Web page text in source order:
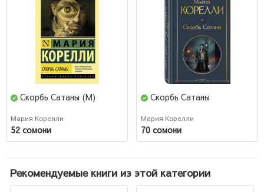
Скорбь Сатаны (М)
Мария Корелли
52 сомони
Скорбь Сатаны
Мария Корелли
70 сомони
Рекомендуемые книги из этой категории